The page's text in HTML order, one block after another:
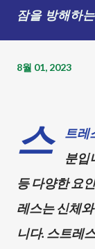
잠을 방해하
8월 01, 2023
스
트레
분입
등 다양한 요
레스는 신체
니다. 스트레